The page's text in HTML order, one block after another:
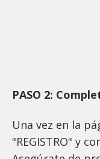
PASO 2:
Una vez en la
"REGISTRO" y